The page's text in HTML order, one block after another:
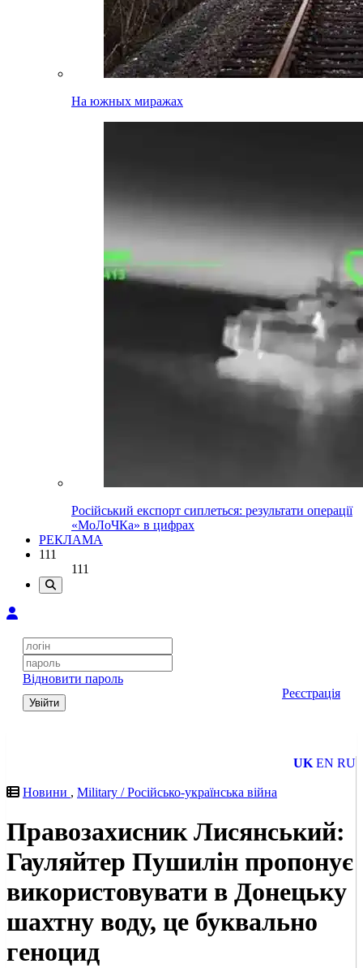
На южных миражах
Російський експорт сиплеться: результати операції
«МоЛоЧКа» в цифрах
РЕКЛАМА
111
111
Відновити пароль
Увійти
Реєстрація
UK EN RU
Новини , Military / Російсько-українська війна
Правозахисник Лисянський:
Гауляйтер Пушилін пропонує
використовувати в Донецьку
шахтну воду, це буквально
геноцид